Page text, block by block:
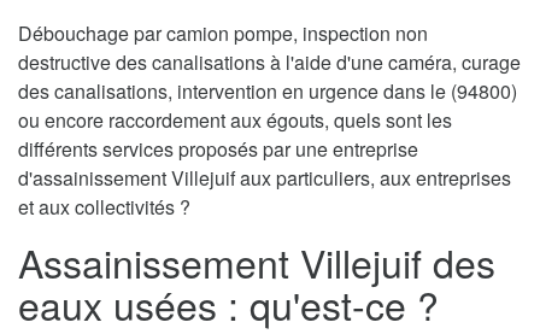
Débouchage par camion pompe, inspection non
destructive des canalisations à l'aide d'une caméra, curage
des canalisations, intervention en urgence dans le (94800)
ou encore raccordement aux égouts, quels sont les
différents services proposés par une entreprise
d'assainissement Villejuif aux particuliers, aux entreprises
et aux collectivités ?
Assainissement Villejuif des
eaux usées : qu'est-ce ?